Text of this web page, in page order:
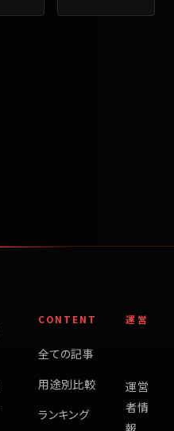
CONTENT
全ての記事
用途別比較
ランキング
運営
運営
者情
報